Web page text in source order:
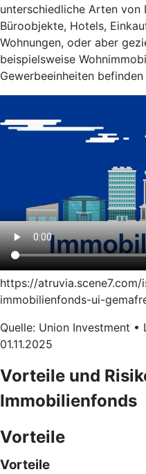
unterschiedliche Arten von
Büroobjekte, Hotels,
Wohnungen, oder aber
beispielsweise
Gewerbeeinheiten befinden
https://
immobilienfonds-ui-
Quelle: Union Investment
01.11.2025
Vorteile und
Immobilienfonds
Vorteile
Vorteile